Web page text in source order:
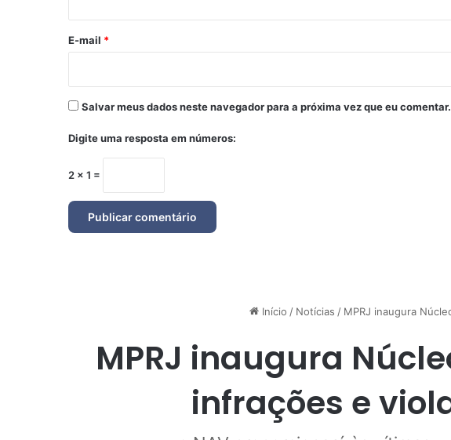
*
E-mail *
Salvar meus dados neste navegador para a próxima vez que eu comentar.
Digite uma resposta em números:
2 × 1 =